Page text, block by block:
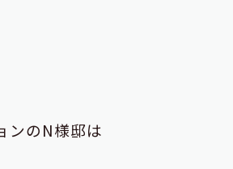
ンのN様邸は